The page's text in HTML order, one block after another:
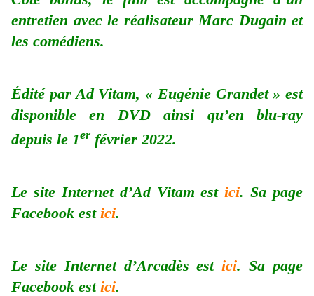
entretien avec le réalisateur Marc Dugain et
les comédiens.
Édité par Ad Vitam, « Eugénie Grandet » est
disponible en DVD ainsi qu’en blu-ray
depuis le 1er février 2022.
Le site Internet d’Ad Vitam estici. Sa page
Facebook est ici.
Le site Internet d’Arcadès estici. Sa page
Facebook est ici.